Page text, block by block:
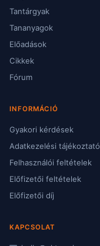
Tantárgyak
Tananyagok
Előadások
Cikkek
Fórum
INFORMÁCIÓ
Gyakori kérdések
Adatkezelési tájékoztató
Felhasználói feltételek
Előfizetői feltételek
Előfizetői díj
KAPCSOLAT